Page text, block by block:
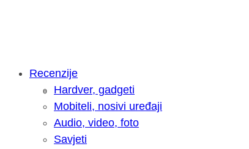
Intervju: Goran Jović, fotograf -
Recenzije
Hardver, gadgeti
Mobiteli, nosivi uređaji
Audio, video, foto
Savjeti